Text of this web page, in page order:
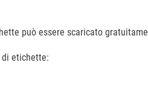
può essere scaricato
etichette: